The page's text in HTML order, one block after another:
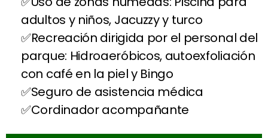
adultos y niños, Jacuzzy y turco
Recreación dirigida por el personal del
parque: Hidroaeróbicos, autoexfoliación
con café en la piel y Bingo
Seguro de asistencia médica
Cordinador acompañante